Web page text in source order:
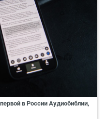
в России Аудиобиблии,